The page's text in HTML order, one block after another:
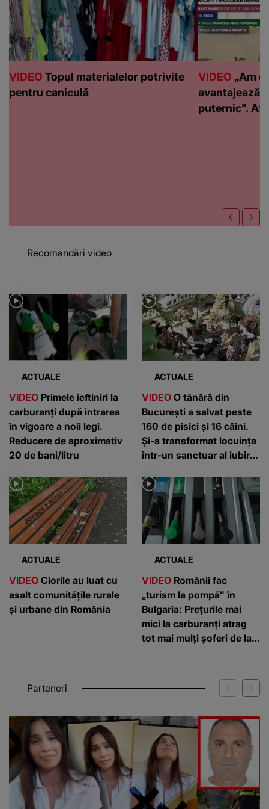
VIDEO Topul materialelor potrivite
pentru caniculă
VIDEO „Am
avantajează
puternic”.
Recomandări video
ACTUALE
VIDEO Primele ieftiniri la
carburanți după intrarea
în vigoare a noii legi.
Reducere de aproximativ
20 de bani/litru
ACTUALE
VIDEO O tânără din
București a salvat peste
160 de pisici și 16 câini.
Și-a transformat locuința
într-un sanctuar al iubirii
ACTUALE
VIDEO Ciorile au luat cu
asalt comunitățile rurale
și urbane din România
ACTUALE
VIDEO Românii fac
„turism la pompă” în
Bulgaria: Prețurile mai
mici la carburanți atrag
tot mai mulți șoferi de la
Parteneri